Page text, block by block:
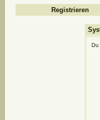
Registrieren
Du